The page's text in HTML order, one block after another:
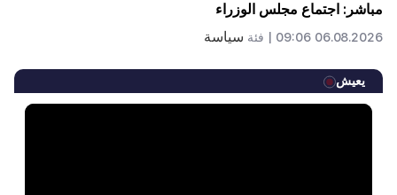
مباشر: اجتماع مجلس الوزراء
06.08.2026 09:06 | فئة سياسة
يعيش